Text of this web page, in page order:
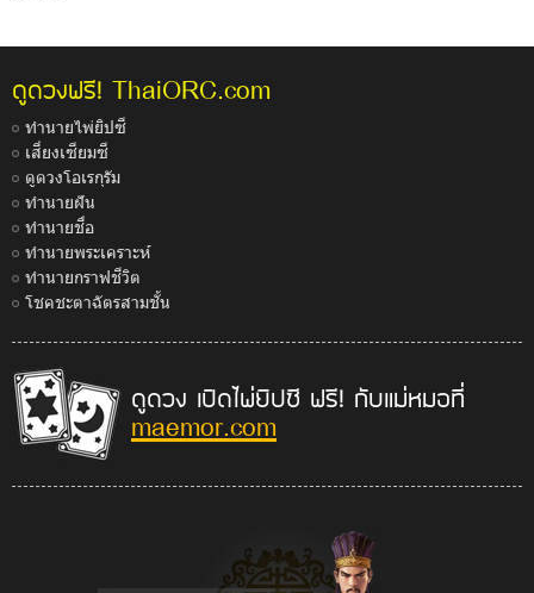
ดูดวงฟรี! ThaiORC.com
ทำนายไพ่ยิปซี
เสี่ยงเซียมซี
ดูดวงโอเรกุรัม
ทำนายฝัน
ทำนายชื่อ
ทำนายพระเคราะห์
ทำนายกราฟชีวิต
โชคชะตาฉัตรสามชั้น
ดูดวง เปิดไพ่ยิปซี ฟรี! กับแม่หมอที่
maemor.com